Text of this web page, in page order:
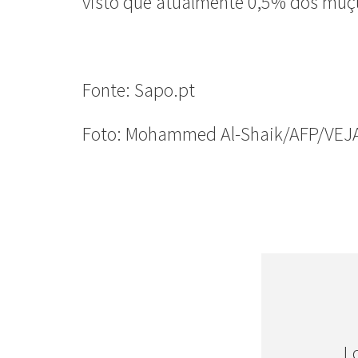
Fonte: Sapo.pt
Foto: Mohammed Al-Shaik/AFP/